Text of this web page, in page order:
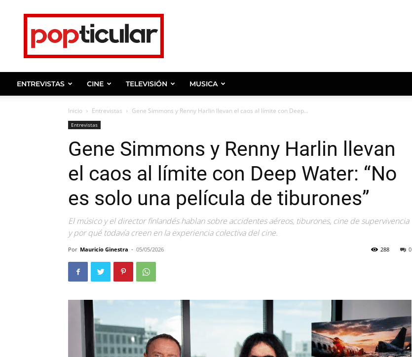
Noticias
de
y
celebridades.
ENTREVISTAS CINE TELEVISIÓN MUSICA
Inicio Entrevistas Gene Simmons y Renny Harlin llevan el caos al límite con Deep...
Entrevistas
Gene Simmons y Renny Harlin llevan
el caos al límite con Deep Water: “No
es solo una película de tiburones”
El músico y el director finlandés hablan sobre accidentes aéreos, tiburones, cine de supervivencia
y por qué todavía creen en la experiencia colectiva del cine.
Por Mauricio Ginestra - 05/05/2026 0
288